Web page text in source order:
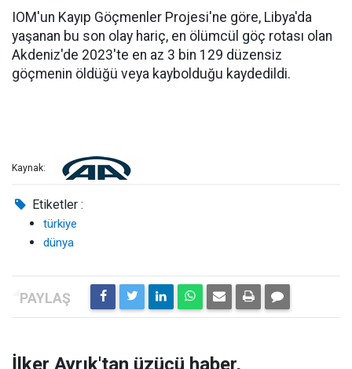
IOM'un Kayıp Göçmenler Projesi'ne göre, Libya'da
yaşanan bu son olay hariç, en ölümcül göç rotası olan
Akdeniz'de 2023'te en az 3 bin 129 düzensiz
göçmenin öldüğü veya kaybolduğu kaydedildi.
Kaynak:
Etiketler :
türkiye
dünya
İlker Ayrık'tan üzücü haber,